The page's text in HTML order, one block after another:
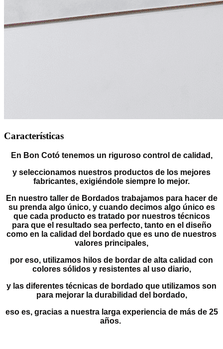
Características
En Bon Cotó tenemos un riguroso control de calidad,
y seleccionamos nuestros productos de los mejores
fabricantes, exigiéndole siempre lo mejor.
En nuestro taller de Bordados trabajamos para hacer de
su prenda algo único, y cuando decimos algo único es
que cada producto es tratado por nuestros técnicos
para que el resultado sea perfecto, tanto en el diseño
como en la calidad del bordado que es uno de nuestros
valores principales,
por eso, utilizamos hilos de bordar de alta calidad con
colores sólidos y resistentes al uso diario,
y las diferentes técnicas de bordado que utilizamos son
para mejorar la durabilidad del bordado,
eso es, gracias a nuestra larga experiencia de más de 25
años.